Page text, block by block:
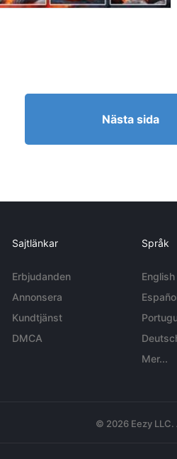
Nästa sida
Sajtlänkar
Erbjudanden
Annonsera
Kundtjänst
DMCA
Språk
English
Mer...
© 2026 Eezy